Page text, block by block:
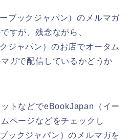
ブックジャパン）のメルマガ
すが、残念ながら、
ジャパン）のお店でオータム
ガで配信しているかどうか
トなどでeBookJapan（イー
ページなどをチェックし
ックジャパン）のメルマガを